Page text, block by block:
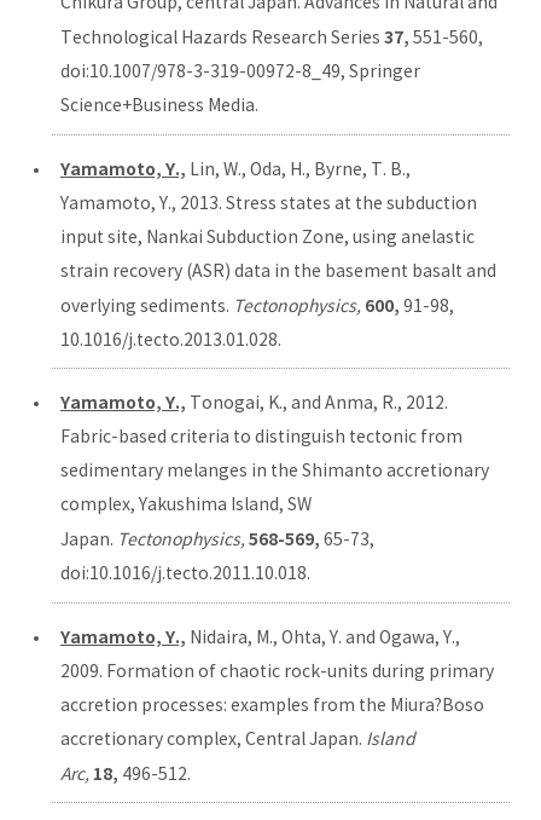
Technological Hazards Research Series 37, 551-560,
doi:10.1007/978-3-319-00972-8_49, Springer
Science+Business Media.
Yamamoto, Y., Lin, W., Oda, H., Byrne, T. B.,
Yamamoto, Y., 2013. Stress states at the subduction
input site, Nankai Subduction Zone, using anelastic
strain recovery (ASR) data in the basement basalt and
overlying sediments. Tectonophysics, 600, 91-98,
10.1016/j.tecto.2013.01.028.
Yamamoto, Y., Tonogai, K., and Anma, R., 2012.
Fabric-based criteria to distinguish tectonic from
sedimentary melanges in the Shimanto accretionary
complex, Yakushima Island, SW
Japan. Tectonophysics,568-569, 65-73,
doi:10.1016/j.tecto.2011.10.018.
Yamamoto, Y., Nidaira, M., Ohta, Y. and Ogawa, Y.,
2009. Formation of chaotic rock-units during primary
accretion processes: examples from the Miura?Boso
accretionary complex, Central Japan. Island
Arc, 18, 496-512.